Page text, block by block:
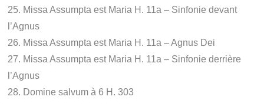
25. Missa Assumpta est Maria H. 11a – Sinfonie devant
l’Agnus
26. Missa Assumpta est Maria H. 11a – Agnus Dei
27. Missa Assumpta est Maria H. 11a – Sinfonie derrière
l’Agnus
28. Domine salvum à 6 H. 303